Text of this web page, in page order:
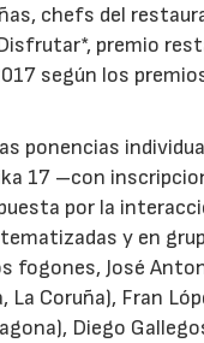
chefs del
premio
según los
ponencias
17 –con
por la
y en
fogones, José
La Coruña), Fran
Diego